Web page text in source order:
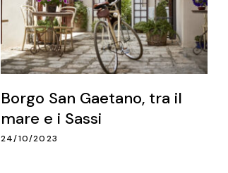
Borgo San Gaetano, tra il
mare e i Sassi
24/10/2023